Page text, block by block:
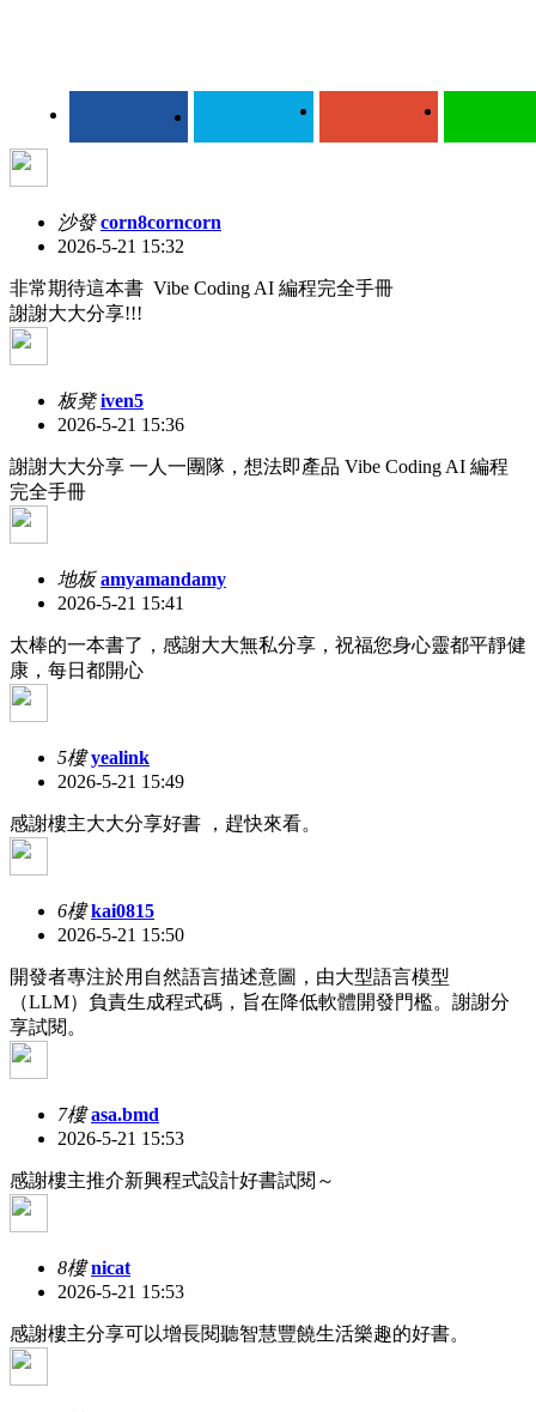
沙發 corn8corncorn
2026-5-21 15:32
非常期待這本書 Vibe Coding AI 編程完全手冊
謝謝大大分享!!!
板凳 iven5
2026-5-21 15:36
謝謝大大分享 一人一團隊，想法即產品 Vibe Coding AI 編程
完全手冊
地板 amyamandamy
2026-5-21 15:41
太棒的一本書了，感謝大大無私分享，祝福您身心靈都平靜健
康，每日都開心
5樓 yealink
2026-5-21 15:49
感謝樓主大大分享好書 ，趕快來看。
6樓 kai0815
2026-5-21 15:50
開發者專注於用自然語言描述意圖，由大型語言模型
（LLM）負責生成程式碼，旨在降低軟體開發門檻。謝謝分
享試閱。
7樓 asa.bmd
2026-5-21 15:53
感謝樓主推介新興程式設計好書試閱～
8樓 nicat
2026-5-21 15:53
感謝樓主分享可以增長閱聽智慧豐饒生活樂趣的好書。